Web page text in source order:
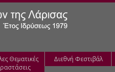
Θεματικές
Διεθνή Φεστιβάλ